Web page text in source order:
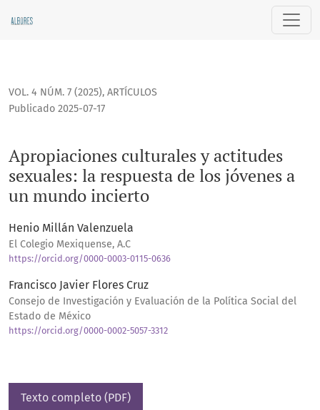
Apropiaciones culturales y actitudes sexuales: la
VOL. 4 NÚM. 7 (2025), ARTÍCULOS
Apropiaciones culturales y actitudes
sexuales: la respuesta de los jóvenes a
un mundo incierto
Publicado 2025-07-17
Henio Millán Valenzuela
El Colegio Mexiquense, A.C
https://orcid.org/0000-0003-0115-0636
Francisco Javier Flores Cruz
Consejo de Investigación y Evaluación de la Política Social del
Estado de México
https://orcid.org/0000-0002-5057-3312
Texto completo (PDF)